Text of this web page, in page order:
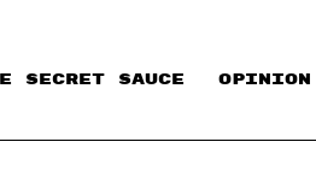
SECRET SAUCE​ OPINION